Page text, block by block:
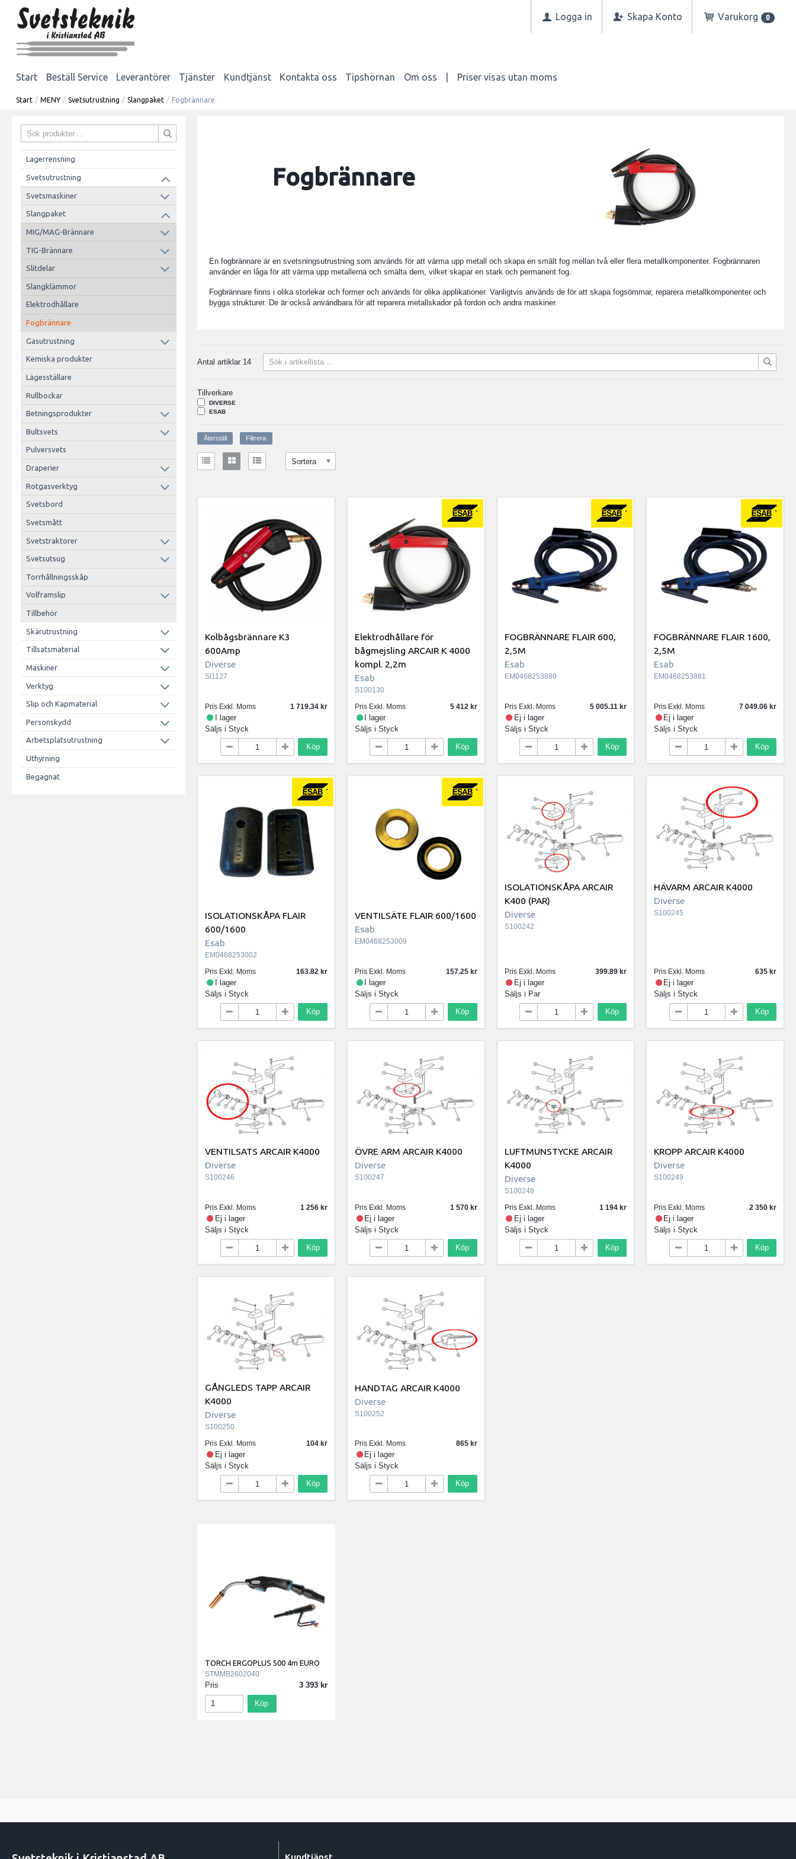
Logga in Skapa Konto Varukorg 0
Start Beställ Service Leverantörer Tjänster Kundtjänst Kontakta oss Tipshörnan Om oss Priser visas utan moms
Start / MENY / Svetsutrustning / Slangpaket / Fogbrännare
Lagerrensning
Svetsutrustning
Svetsmaskiner
Slangpaket
MIG/MAG-Brännare
TIG-Brännare
Slitdelar
Slangklämmor
Elektrodhållare
Fogbrännare
Gasutrustning
Kemiska produkter
Lägesställare
Rullbockar
Betningsprodukter
Bultsvets
Pulversvets
Draperier
Rotgasverktyg
Svetsbord
Svetsmått
Svetstraktorer
Svetsutsug
Torrhållningsskåp
Volframslip
Tillbehör
Skärutrustning
Tillsatsmaterial
Maskiner
Verktyg
Slip och Kapmaterial
Personskydd
Arbetsplatsutrustning
Uthyrning
Begagnat
Fogbrännare
En fogbrännare är en svetsningsutrustning som används för att värma upp metall och skapa en smält fog mellan två eller flera metallkomponenter. Fogbrännaren
använder en låga för att värma upp metallerna och smälta dem, vilket skapar en stark och permanent fog.
Fogbrännare finns i olika storlekar och former och används för olika applikationer. Vanligtvis används de för att skapa fogsömmar, reparera metallkomponenter och
bygga strukturer. De är också användbara för att reparera metallskador på fordon och andra maskiner.
Antal artiklar 14
Tillverkare
DIVERSE
ESAB
Sortera
Kolbågsbrännare K3
600Amp
Diverse
SI1127
Pris Exkl. Moms 1 719.34
I lager
Säljs iStyck
Köp
Elektrodhållare för
bågmejsling ARCAIR K 4000
kompl. 2,2m
Esab
S100130
Pris Exkl. Moms
5 412
I lager
Säljs i Styck
Köp
FOGBRÄNNARE FLAIR 600,
2,5M
Esab
EM0468253880
Pris Exkl. Moms 5 005.11
Ej i lager
Säljs i Styck
Köp
FOGBRÄNNARE FLAIR 1600,
2,5M
Esab
EM0468253881
Pris Exkl. Moms 7 049.06
Ej i lager
Säljs iStyck
Köp
ISOLATIONSKÅPA FLAIR
600/1600
Esab
EM0468253002
Pris Exkl. Moms
163.82
I lager
Säljs iStyck
Köp
VENTILSÄTE FLAIR 600/1600
Esab
EM0468253009
Pris Exkl. Moms 157.25
I lager
Säljs i Styck
Köp
ISOLATIONSKÅPA ARCAIR
K400 (PAR)
Diverse
S100242
Pris Exkl. Moms 399.89
Ej i lager
Säljs i Par
Köp
HÄVARM ARCAIR K4000
Diverse
S100245
Pris Exkl. Moms 635
Ej i lager
Säljs iStyck
Köp
VENTILSATS ARCAIR K4000
Diverse
S100246
Pris Exkl. Moms 1 256
Ej i lager
Säljs iStyck
Köp
ÖVRE ARM ARCAIR K4000
Diverse
S100247
Pris Exkl. Moms 1 570
Ej i lager
Säljs i Styck
Köp
LUFTMUNSTYCKE ARCAIR
K4000
Diverse
S100248
Pris Exkl. Moms
1 194
Ej i lager
Säljs i Styck
Köp
KROPP ARCAIR K4000
Diverse
S100249
Pris Exkl. Moms 2 350
Ej i lager
Säljs iStyck
Köp
GÅNGLEDS TAPP ARCAIR
K4000
Diverse
S100250
Pris Exkl. Moms
104
Ej i lager
Säljs iStyck
Köp
HANDTAG ARCAIR K4000
Diverse
S100252
Pris Exkl. Moms 865
Ej i lager
Säljs i Styck
Köp
TORCH ERGOPLUS 500 4m EURO
STMMB2602040
Pris 3 393
Köp
Kundtjänst